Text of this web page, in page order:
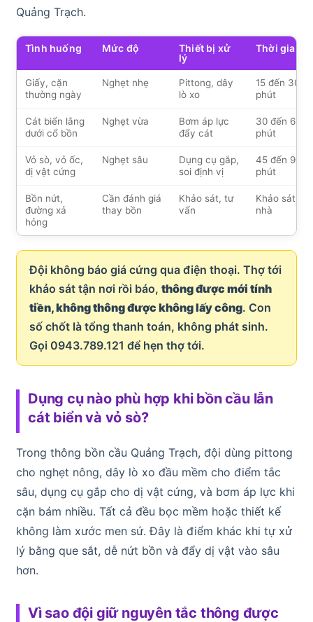
Quảng Trạch.
Tình huống Mức độ
Thiết bị xử
lý
Thời gian
Giấy, cặn
thường ngày
Nghẹt nhẹ
Pittong, dây
lò xo
15 đến 30
phút
Cát biển lắng
dưới cổ bồn
Nghẹt vừa
Bơm áp lực
đẩy cát
30 đến 60
phút
Vỏ sò, vỏ ốc,
dị vật cứng
Nghẹt sâu
Dụng cụ gắp,
soi định vị
45 đến 90
phút
Bồn nứt,
đường xả
hỏng
Cần đánh giá
thay bồn
Khảo sát, tư
vấn
Khảo sát tại
nhà
Đội không báo giá cứng qua điện thoại. Thợ tới
khảo sát tận nơi rồi báo, thông được mới tính
tiền, không thông được không lấy công. Con
số chốt là tổng thanh toán, không phát sinh.
Gọi 0943.789.121 để hẹn thợ tới.
Dụng cụ nào phù hợp khi bồn cầu lẫn
cát biển và vỏ sò?
Trong thông bồn cầu Quảng Trạch, đội dùng pittong
cho nghẹt nông, dây lò xo đầu mềm cho điểm tắc
sâu, dụng cụ gắp cho dị vật cứng, và bơm áp lực khi
cặn bám nhiều. Tất cả đều bọc mềm hoặc thiết kế
không làm xước men sứ. Đây là điểm khác khi tự xử
lý bằng que sắt, dễ nứt bồn và đẩy dị vật vào sâu
hơn.
Vì sao đội giữ nguyên tắc thông được